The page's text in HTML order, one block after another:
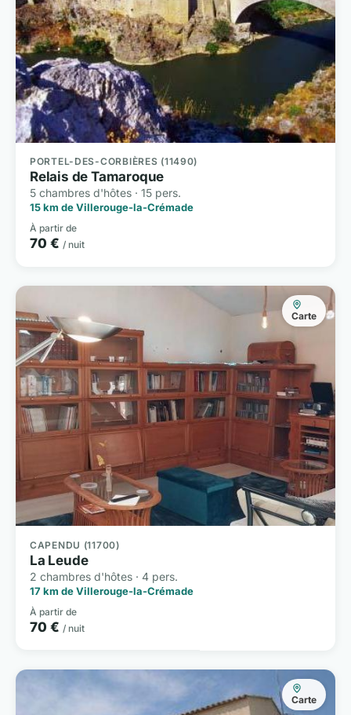
PORTEL-DES-CORBIÈRES (11490)
Relais de Tamaroque
5 chambres d'hôtes · 15 pers.
15 km de Villerouge-la-Crémade
À partir de
70 € / nuit
Carte
CAPENDU (11700)
La Leude
2 chambres d'hôtes · 4 pers.
17 km de Villerouge-la-Crémade
À partir de
70 € / nuit
Carte